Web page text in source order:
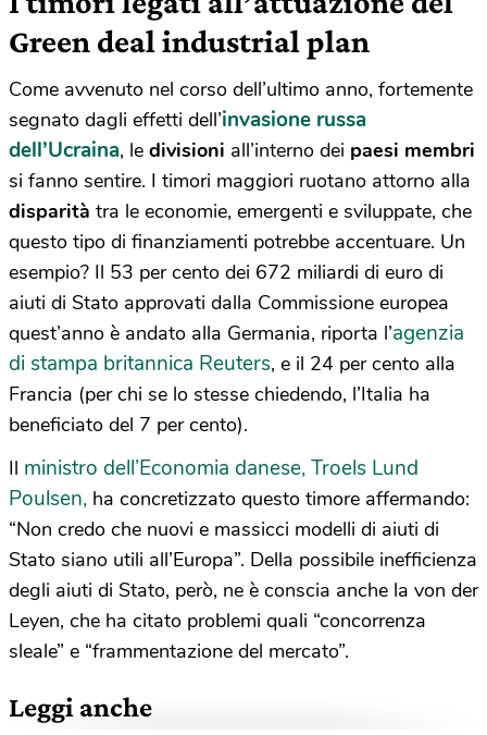
Green deal industrial plan
Come avvenuto nel corso dell’ultimo anno, fortemente
segnato dagli effetti dell’invasione russa
dell’Ucraina, le divisioni all’interno dei paesi membri
si fanno sentire. I timori maggiori ruotano attorno alla
disparità tra le economie, emergenti e sviluppate, che
questo tipo di finanziamenti potrebbe accentuare. Un
esempio? Il 53 per cento dei 672 miliardi di euro di
aiuti di Stato approvati dalla Commissione europea
quest’anno è andato alla Germania, riporta l’agenzia
di stampa britannica Reuters, e il 24 per cento alla
Francia (per chi se lo stesse chiedendo, l’Italia ha
beneficiato del 7 per cento).
Il ministro dell’Economia danese, Troels Lund
Poulsen, ha concretizzato questo timore affermando:
“Non credo che nuovi e massicci modelli di aiuti di
Stato siano utili all’Europa”. Della possibile inefficienza
degli aiuti di Stato, però, ne è conscia anche la von der
Leyen, che ha citato problemi quali “concorrenza
sleale” e “frammentazione del mercato”.
Leggi anche